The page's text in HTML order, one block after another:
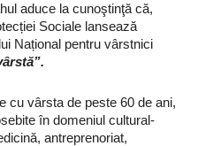
aduce la cunoştinţă că,
Sociale lansează
Național pentru vârstnici
cu vârsta de peste 60 de ani,
în domeniul cultural-
antreprenoriat,